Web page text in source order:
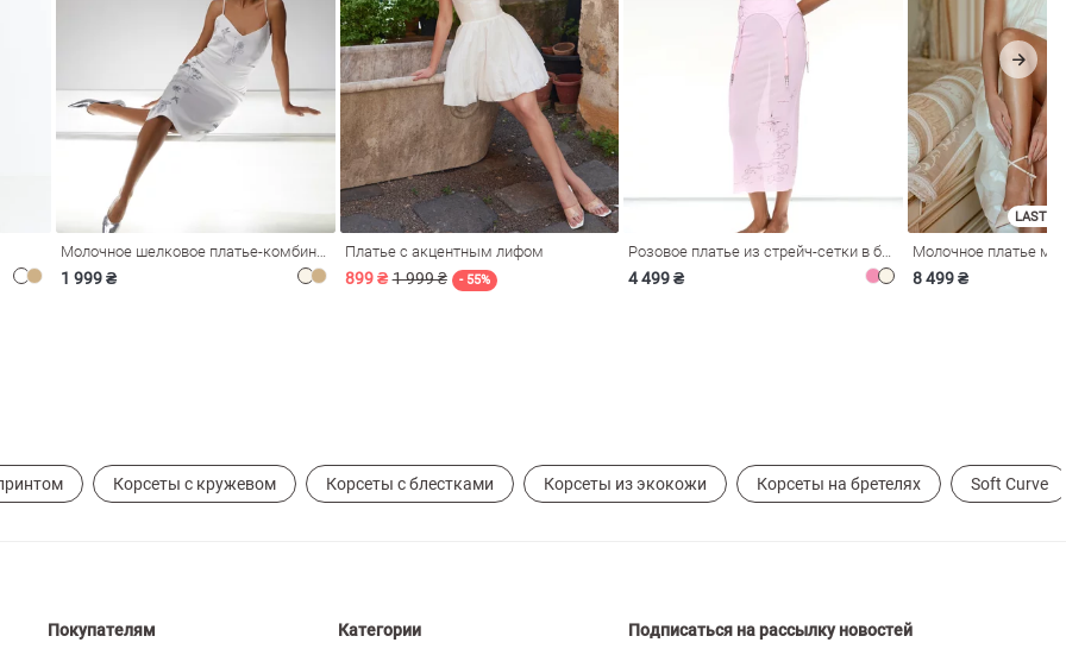
1 999 ₴
Платье с акцентным лифом
899 ₴ 1 999 ₴ - 55% 4 499 ₴
LAST
8 499 ₴
Корсеты с кружевом Корсеты с блестками Корсеты из экокожи Корсеты на бретелях Soft Curve
Покупателям Категории Подписаться на рассылку новостей